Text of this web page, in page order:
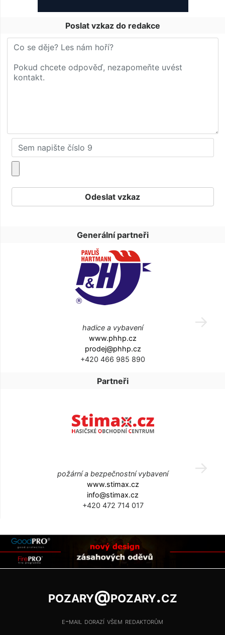
Poslat vzkaz do redakce
Generální partneři
hadice a vybavení
www.phhp.cz
prodej@phhp.cz
+420 466 985 890
Partneři
požární a bezpečnostní vybavení
www.stimax.cz
info@stimax.cz
+420 472 714 017
pozary@pozary.cz
e-mail dorazí všem redaktorům